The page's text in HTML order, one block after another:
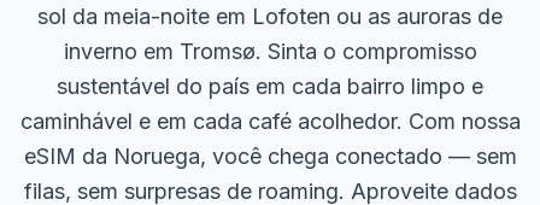
sol da meia-noite em Lofoten ou as auroras de
inverno em Tromsø. Sinta o compromisso
sustentável do país em cada bairro limpo e
caminhável e em cada café acolhedor. Com nossa
eSIM da Noruega, você chega conectado — sem
filas, sem surpresas de roaming. Aproveite dados